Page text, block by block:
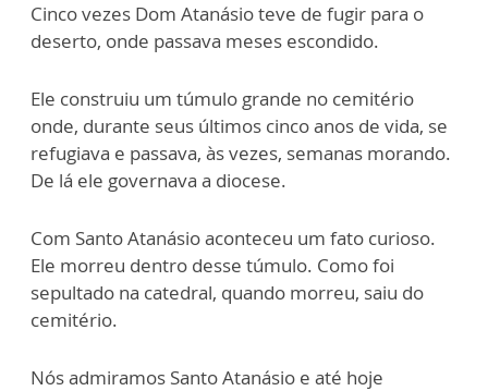
Cinco vezes Dom Atanásio teve de fugir para o
deserto, onde passava meses escondido.
Ele construiu um túmulo grande no cemitério
onde, durante seus últimos cinco anos de vida, se
refugiava e passava, às vezes, semanas morando.
De lá ele governava a diocese.
Com Santo Atanásio aconteceu um fato curioso.
Ele morreu dentro desse túmulo. Como foi
sepultado na catedral, quando morreu, saiu do
cemitério.
Nós admiramos Santo Atanásio e até hoje